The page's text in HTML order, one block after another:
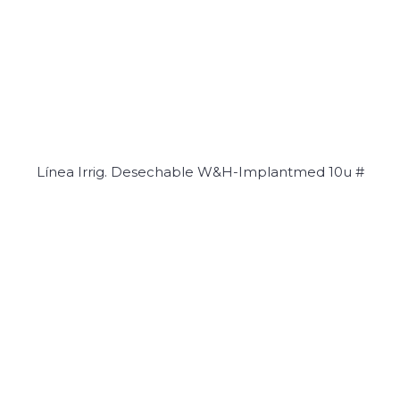
Línea Irrig. Desechable W&H-Implantmed 10u #